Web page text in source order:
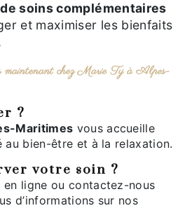
de soins complémentaires
et maximiser les bienfaits
?
Maritimes vous accueille
au bien-être et à la relaxation.
votre soin ?
d’informations sur nos